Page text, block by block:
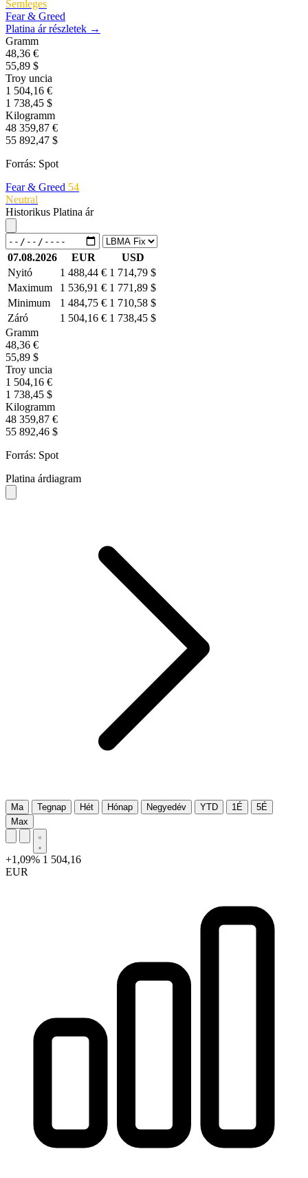
Semleges
Fear & Greed
Platina ár részletek →
Gramm
48,36 €
55,89 $
Troy uncia
1 504,16 €
1 738,45 $
Kilogramm
48 359,87 €
55 892,47 $
Forrás: Spot
Fear & Greed 54
Neutral
Historikus Platina ár
07.08.2026 EUR
USD
Nyitó
1 488,44 € 1 714,79 $
Maximum
1 536,91 € 1 771,89 $
Minimum
1 484,75 € 1 710,58 $
Záró
1 504,16 € 1 738,45 $
Gramm
48,36 €
55,89 $
Troy uncia
1 504,16 €
1 738,45 $
Kilogramm
48 359,87 €
55 892,46 $
Forrás: Spot
Platina árdiagram
Ma Tegnap Hét Hónap Negyedév YTD 1É
5É
Max
+1,09% 1 504,16
EUR